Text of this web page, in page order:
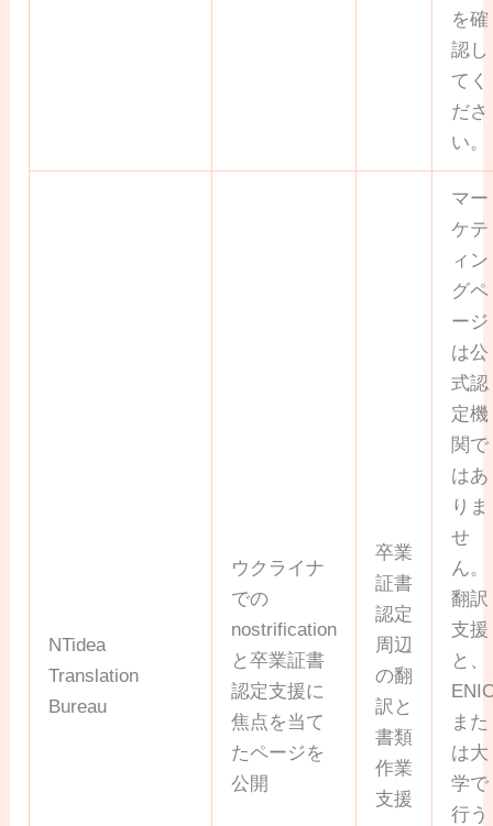
を確
認し
てく
ださ
い。
NTidea
Translation
Bureau
ウクライナ
での
nostrification
と卒業証書
認定支援に
焦点を当て
たページを
公開
卒業
証書
認定
周辺
の翻
訳と
書類
作業
支援
マー
ケテ
ィン
グペ
ージ
は公
式認
定機
関で
はあ
りま
せ
ん。
翻訳
支援
と、
また
は大
学で
行う